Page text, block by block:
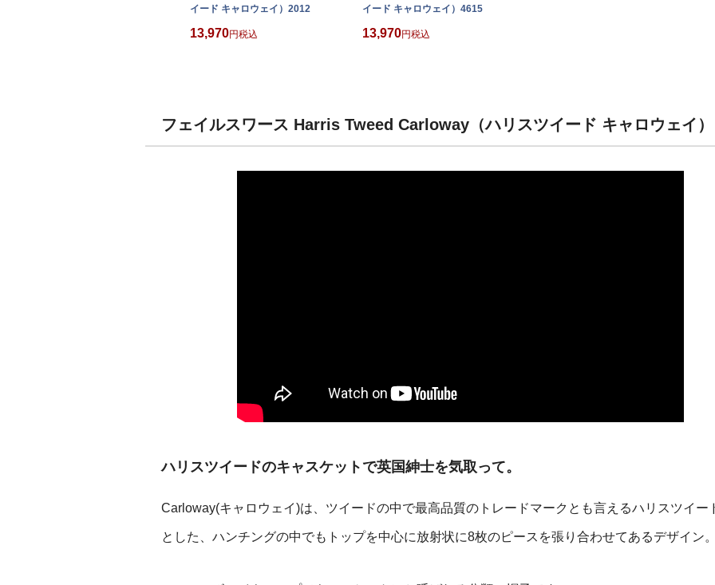
イード キャロウェイ）2012
13,970 税込
イード キャロウェイ）4615
13,970 税込
フェイルスワース Harris Tweed Carloway（ハリスツイード キャロウェイ
ハリスツイードのキャスケットで英国紳士を気取って。
Carloway(キャロウェイ)は、ツイードの中で最高品質のトレードマークとも言えるハリスツイー
とした、ハンチングの中でもトップを中心に放射状に8枚のピースを張り合わせてあるデザイン。